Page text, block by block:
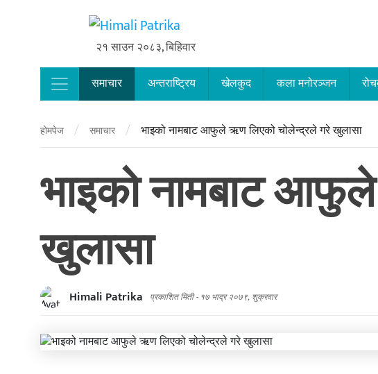
२१ साउन २०८३, बिहिवार
Main Navigation
समाचार अन्तराष्ट्रिय खेलकुद कला मनोरञ्जन
होमपेज / समाचार / भाइको नामबाट आफुले ऋण लिएको चोलेन्द्रले गरे खुलासा
भाइको नामबाट
खुलासा
Himali Patrika प्रकाशित मिती - १७ भाद्र २०७९, शुक्रवार